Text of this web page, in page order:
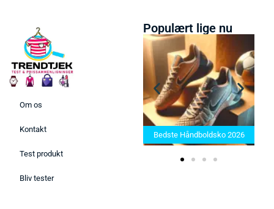
Om os
Kontakt
Test produkt
Bliv tester
Populært lige nu
Bedste Saunatæppe 2025 –
Find de bedste produkter her!
Bedste Håndboldsko 2026